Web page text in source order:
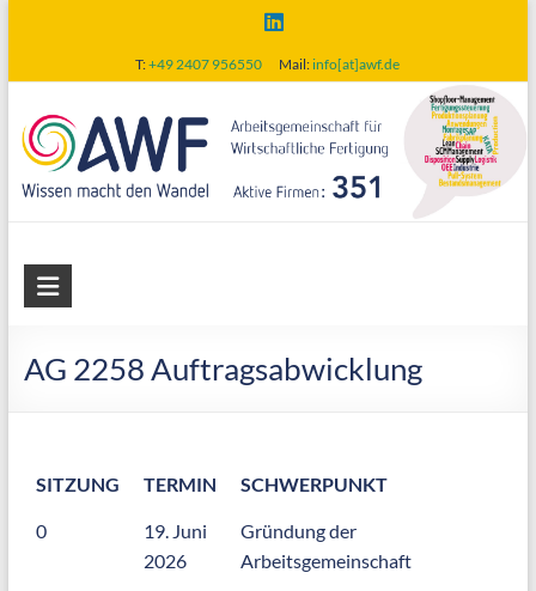
content
T:+49 2407 956550 Mail:info[at]awf.de
AWF
wirtschaftliche
AG 2258 Auftragsabwicklung
SITZUNG TERMIN SCHWERPUNKT
0
19. Juni
2026
Gründung der
Arbeitsgemeinschaft